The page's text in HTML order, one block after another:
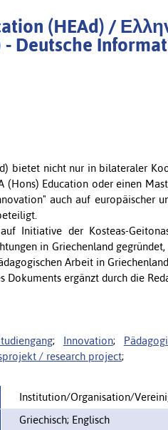
(HEAd) /
- Deutsche
bietet nicht nur in bilateraler
Education oder einen
auch auf europäischer
Initiative der Kosteas-
in Griechenland
Arbeit in
ergänzt durch die
; Innovation;
/ research project;
Institution/Organisation/
Griechisch; Englisch